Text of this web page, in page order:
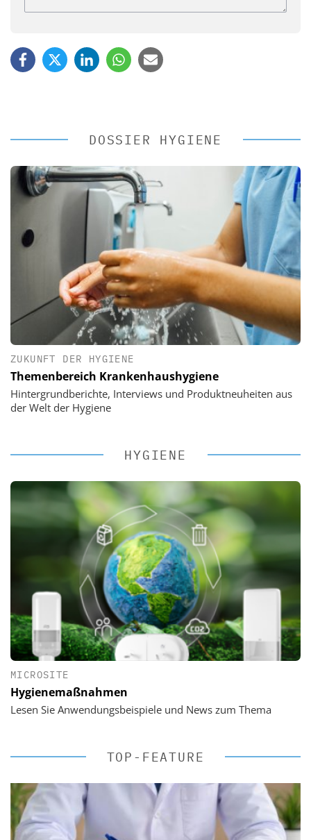
DOSSIER HYGIENE
ZUKUNFT DER HYGIENE
Themenbereich Krankenhaushygiene
Hintergrundberichte, Interviews und Produktneuheiten aus
der Welt der Hygiene
HYGIENE
MICROSITE
Hygienemaßnahmen
Lesen Sie Anwendungsbeispiele und News zum Thema
TOP-FEATURE